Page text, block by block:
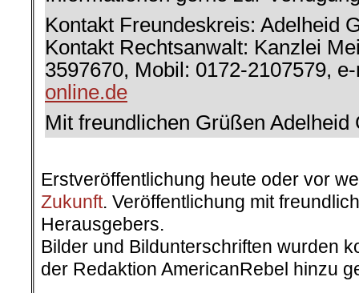
Kontakt Freundeskreis: Adelheid
Kontakt Rechtsanwalt: Kanzlei
3597670, Mobil: 0172-2107579,
online.de
Mit freundlichen Grüßen Adelheid
Erstveröffentlichung heute oder vor
Zukunft. Veröffentlichung mit
Herausgebers.
Bilder und Bildunterschriften wurden
der Redaktion AmericanRebel hinzu